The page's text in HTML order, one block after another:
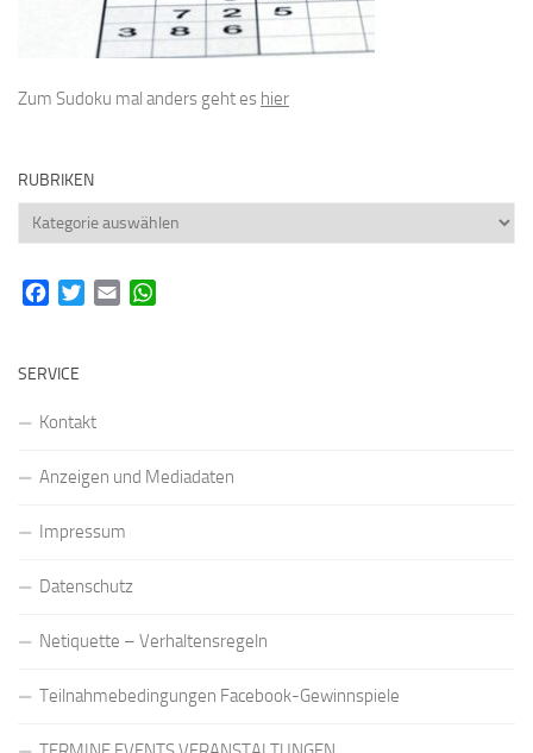
Zum Sudoku mal anders geht es hier
RUBRIKEN
Rubriken
FacebookTwitterEmail
SERVICE
Kontakt
Anzeigen und Mediadaten
Impressum
Datenschutz
Netiquette – Verhaltensregeln
Teilnahmebedingungen Facebook-Gewinnspiele